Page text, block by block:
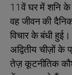
11वें घर में शनि
वह जीवन की
विचार के बंधी
अद्वितीय चीज़ों
तेज़ कूटनीतिक